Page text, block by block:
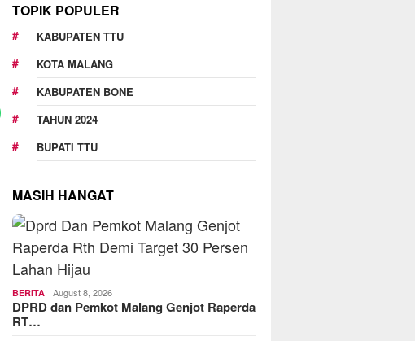
TOPIK POPULER
KABUPATEN TTU
KOTA MALANG
KABUPATEN BONE
TAHUN 2024
BUPATI TTU
MASIH HANGAT
BERITA August 8, 2026
DPRD dan Pemkot Malang Genjot Raperda
RT…